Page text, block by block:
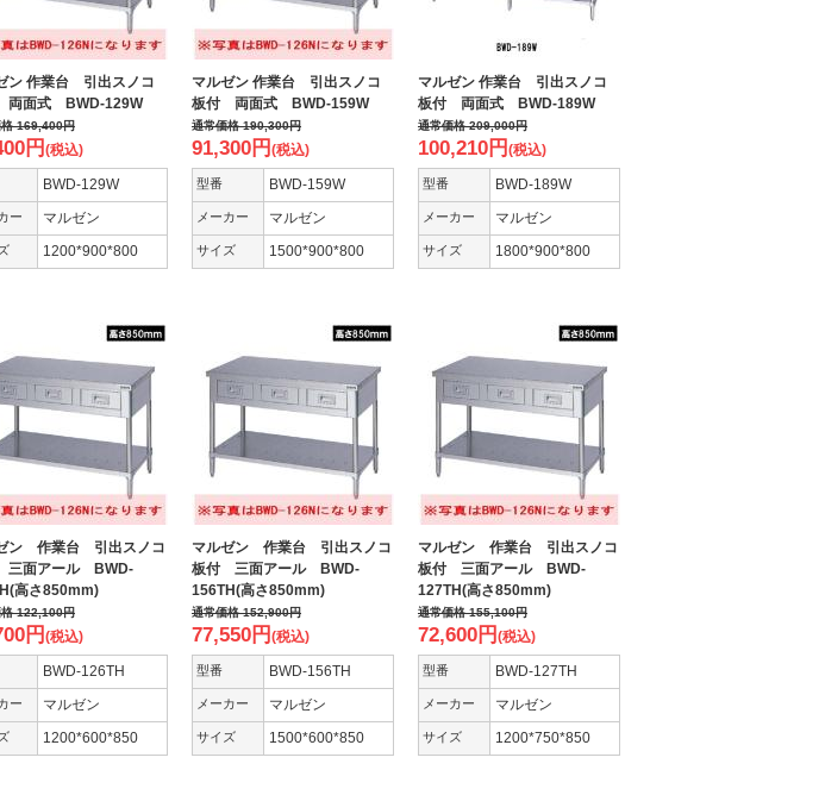
ン 作業台 引出スノコ
両面式 BWD-129W
格169,400円
円 (税込)
BWD-129W
ー マルゼン
1200*900*800
マルゼン 作業台 引出スノコ
板付 両面式 BWD-159W
通常価格190,300円
91,300円 (税込)
型番 BWD-159W
メーカー マルゼン
サイズ 1500*900*800
マルゼン 作業台 引出スノコ
板付 両面式 BWD-189W
通常価格209,000円
100,210円 (税込)
型番 BWD-189W
メーカー マルゼン
サイズ 1800*900*800
ン 作業台 引出スノコ
面アール BWD-
高さ850mm)
格122,100円
円 (税込)
BWD-126TH
ー マルゼン
1200*600*850
マルゼン 作業台 引出スノコ
板付 三面アール BWD-
156TH(高さ850mm)
通常価格152,900円
77,550円 (税込)
型番 BWD-156TH
メーカー マルゼン
サイズ 1500*600*850
マルゼン 作業台 引出スノコ
板付 三面アール BWD-
127TH(高さ850mm)
通常価格155,100円
72,600円 (税込)
型番 BWD-127TH
メーカー マルゼン
サイズ 1200*750*850